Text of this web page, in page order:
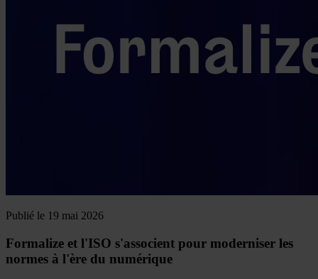
Publié le 19 mai 2026
Formalize et l'ISO s'associent pour moderniser les
normes à l'ère du numérique